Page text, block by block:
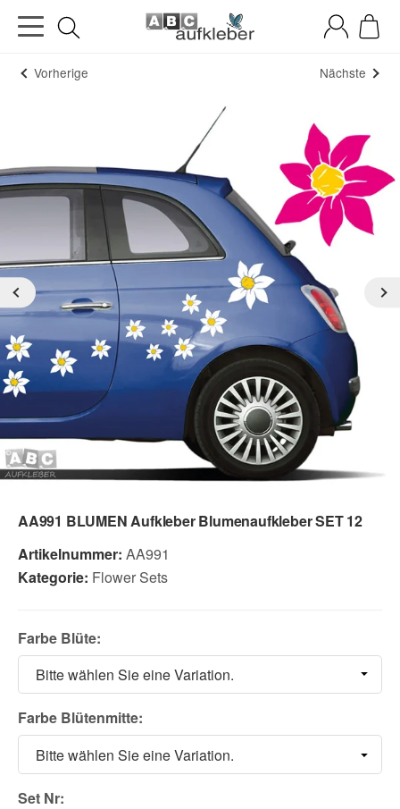
Vorherige Nächste
AA991 BLUMEN Aufkleber Blumenaufkleber SET 12
Artikelnummer: AA991
Kategorie: Flower Sets
Farbe Blüte:
Bitte wählen Sie eine Variation.
Farbe Blütenmitte:
Bitte wählen Sie eine Variation.
Set Nr: